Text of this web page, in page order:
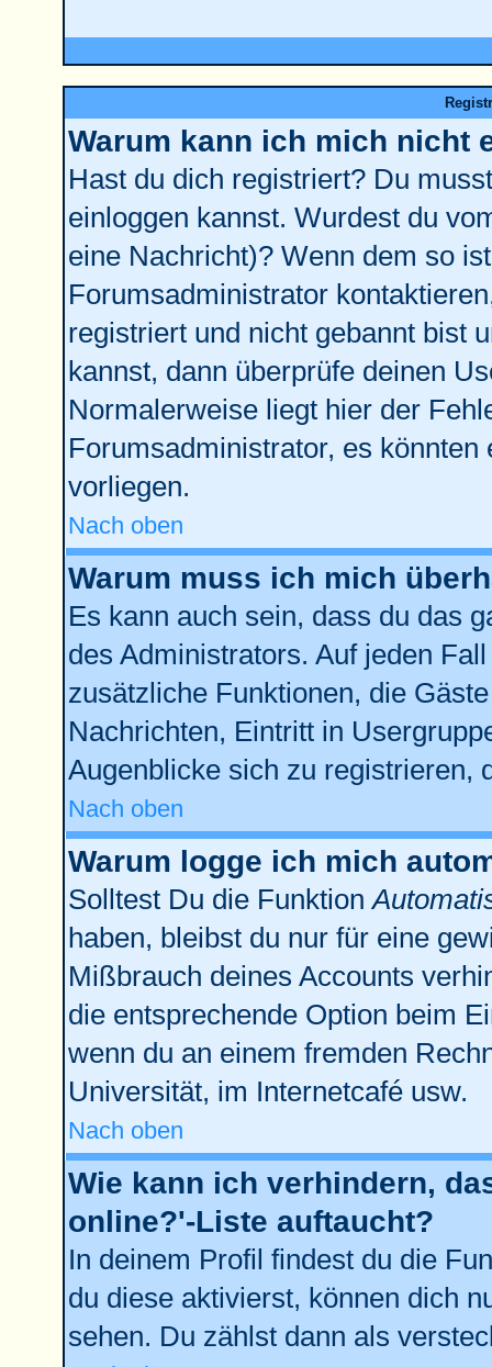
Warum kann ich mich nicht
Hast du dich registriert? Du
einloggen kannst. Wurdest du
eine Nachricht)? Wenn dem so
Forumsadministrator
registriert und nicht gebannt bist
kannst, dann überprüfe deinen
Normalerweise liegt hier der
Forumsadministrator, es
vorliegen.
Nach oben
Warum muss ich mich
Es kann auch sein, dass du das
des Administrators. Auf jeden
zusätzliche Funktionen, die
Nachrichten, Eintritt in
Augenblicke sich zu registrieren,
Nach oben
Warum logge ich mich
Solltest Du die Funktion
haben, bleibst du nur für eine
Mißbrauch deines Accounts
die entsprechende Option beim
wenn du an einem fremden
Universität, im Internetcafé usw.
Nach oben
Wie kann ich verhindern,
online?'-Liste auftaucht?
In deinem Profil findest du die
du diese aktivierst, können dich
sehen. Du zählst dann als